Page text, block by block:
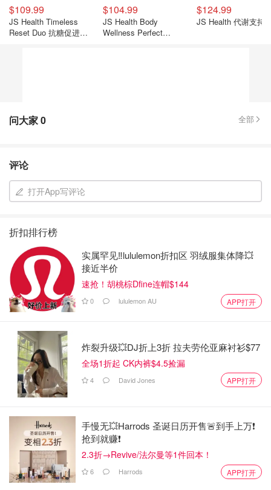
$109.99
JS Health Timeless
Reset Duo 抗糖促进代
$104.99
JS Health Body
Wellness Perfect
$124.99
JS Health 代谢支持
问大家0 全部
评论
打开App写评论
折扣排行榜
实属罕见‼️lululemon折扣区 羽绒服集体降💥
接近半价
速抢！胡桃棕Dfine连帽$144
0 lululemon AU APP打开
炸裂升级💥DJ折上3折 拉夫劳伦亚麻衬衫$77
全场1折起 CK内裤$4.5捡漏
4 David Jones APP打开
手慢无💥Harrods 圣诞日历开售🚨到手上万❗️
抢到就赚❗️
2.3折→Revive/法尔曼等1件回本！
6 Harrods APP打开